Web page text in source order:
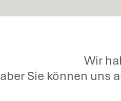
Wir
aber Sie können uns